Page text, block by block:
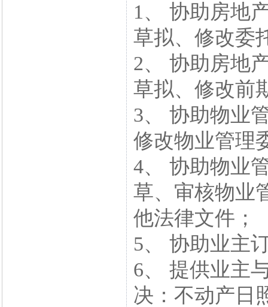
1、 协助房地
草拟、修改委
2、 协助房地
草拟、修改前
3、 协助物业
修改物业管理
4、 协助物业
草、审核物业
他法律文件；
5、 协助业主
6、 提供业主
决：不动产日